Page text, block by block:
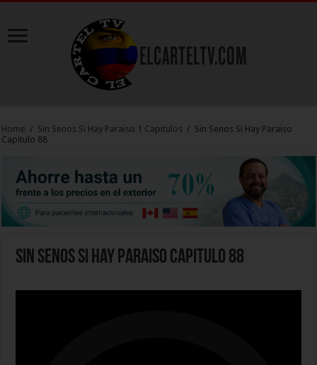
Home / Sin Senos Si Hay Paraiso 1 Capitulos / Sin Senos Si Hay Paraiso
Capitulo 88
Sin Senos Si Hay Paraiso Capitulo 88